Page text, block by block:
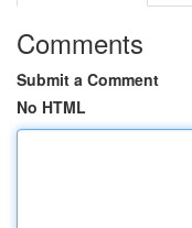
Comments
Submit a Comment
No HTML